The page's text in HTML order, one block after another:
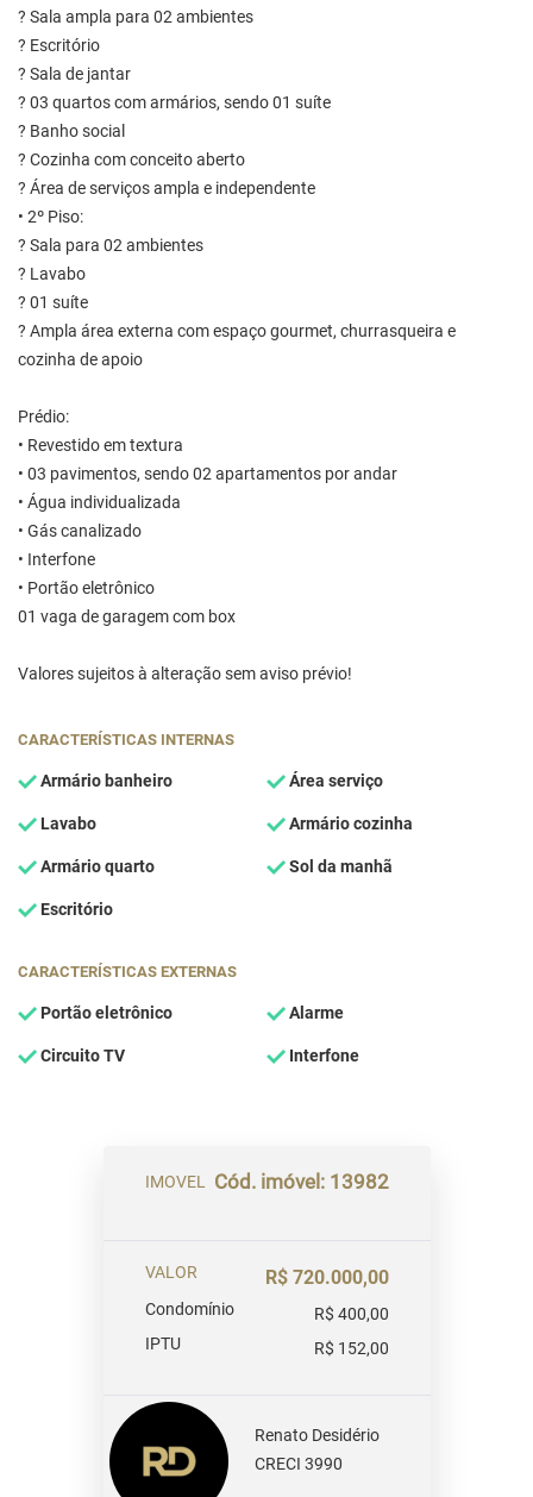
? Sala ampla para 02 ambientes
? Escritório
? Sala de jantar
? 03 quartos com armários, sendo 01 suíte
? Banho social
? Cozinha com conceito aberto
? Área de serviços ampla e independente
• 2º Piso:
? Sala para 02 ambientes
? Lavabo
? 01 suíte
? Ampla área externa com espaço gourmet, churrasqueira e
cozinha de apoio
Prédio:
• Revestido em textura
• 03 pavimentos, sendo 02 apartamentos por andar
• Água individualizada
• Gás canalizado
• Interfone
• Portão eletrônico
01 vaga de garagem com box
Valores sujeitos à alteração sem aviso prévio!
CARACTERÍSTICAS INTERNAS
Armário banheiro Área serviço
Lavabo Armário cozinha
Armário quarto Sol da manhã
Escritório
CARACTERÍSTICAS EXTERNAS
Portão eletrônico Alarme
Circuito TV Interfone
IMOVEL Cód. imóvel: 13982
VALOR R$ 720.000,00
Condomínio
R$ 400,00
IPTU
R$ 152,00
Renato Desidério
CRECI 3990